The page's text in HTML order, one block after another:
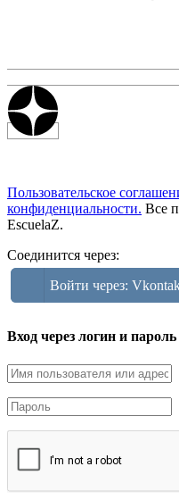
Пользовательское
конфиденциальности. Все
EscuelaZ.
Соединится через:
Войти через:
Вход через логин и пароль